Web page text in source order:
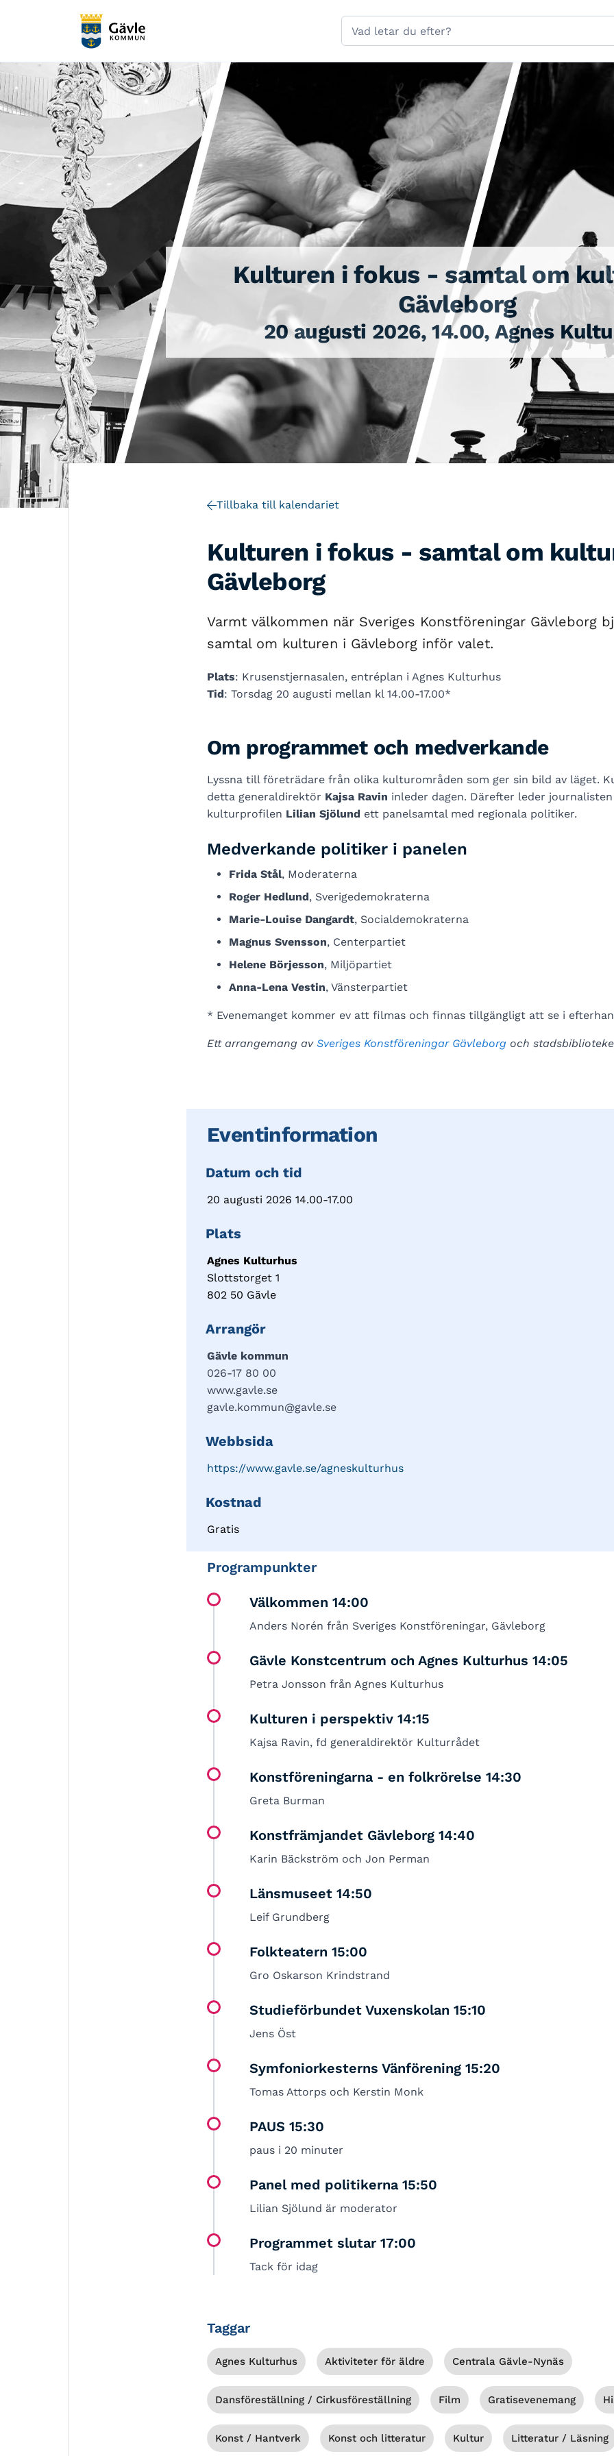
Sök
på
gavle.se
Kulturen i fokus - samtal om
Gävleborg
20 augusti 2026, 14.00, Agnes
Tillbaka till kalendariet
Kulturen i fokus - samtal om
Gävleborg
Varmt välkommen när Sveriges Konstföreningar Gävleborg
samtal om kulturen i Gävleborg inför valet.
Plats: Krusenstjernasalen, entréplan i Agnes Kulturhus
Tid: Torsdag 20 augusti mellan kl 14.00-17.00*
Om programmet och medverkande
Lyssna till företrädare från olika kulturområden som ger sin bild av läget.
detta generaldirektör Kajsa Ravin inleder dagen. Därefter leder
kulturprofilen Lilian Sjölund ett panelsamtal med regionala politiker.
Medverkande politiker i panelen
Frida Stål, Moderaterna
Roger Hedlund, Sverigedemokraterna
Marie-Louise Dangardt, Socialdemokraterna
Magnus Svensson, Centerpartiet
Helene Börjesson, Miljöpartiet
Anna-Lena Vestin, Vänsterpartiet
* Evenemanget kommer ev att filmas och finnas tillgängligt att se i
Ett arrangemang av Sveriges Konstföreningar Gävleborg och
Eventinformation
Datum och tid
20 augusti 2026 14.00-17.00
Plats
Agnes Kulturhus
Slottstorget 1
802 50 Gävle
Arrangör
Gävle kommun
026-17 80 00
www.gavle.se
gavle.kommun@gavle.se
Webbsida
https://www.gavle.se/agneskulturhus
Kostnad
Gratis
Programpunkter
Välkommen 14:00
Anders Norén från Sveriges Konstföreningar, Gävleborg
Gävle Konstcentrum och Agnes Kulturhus 14:05
Petra Jonsson från Agnes Kulturhus
Kulturen i perspektiv 14:15
Kajsa Ravin, fd generaldirektör Kulturrådet
Konstföreningarna - en folkrörelse 14:30
Greta Burman
Konstfrämjandet Gävleborg 14:40
Karin Bäckström och Jon Perman
Länsmuseet 14:50
Leif Grundberg
Folkteatern 15:00
Gro Oskarson Krindstrand
Studieförbundet Vuxenskolan 15:10
Jens Öst
Symfoniorkesterns Vänförening 15:20
Tomas Attorps och Kerstin Monk
PAUS 15:30
paus i 20 minuter
Panel med politikerna 15:50
Lilian Sjölund är moderator
Programmet slutar 17:00
Tack för idag
Taggar
Agnes Kulturhus Aktiviteter för äldre Centrala Gävle-Nynäs
Dansföreställning / Cirkusföreställning Film Gratisevenemang
Konst / Hantverk Konst och litteratur Kultur Litteratur / Läsning